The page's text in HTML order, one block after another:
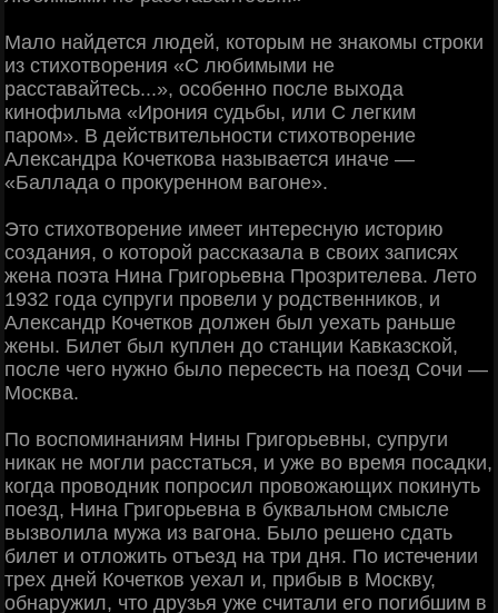
Мало найдется людей, которым не знакомы строки
из стихотворения «С любимыми не
расставайтесь...», особенно после выхода
кинофильма «Ирония судьбы, или С легким
паром». В действительности стихотворение
Александра Кочеткова называется иначе —
«Баллада о прокуренном вагоне».
Это стихотворение имеет интересную историю
создания, о которой рассказала в своих записях
жена поэта Нина Григорьевна Прозрителева. Лето
1932 года супруги провели у родственников, и
Александр Кочетков должен был уехать раньше
жены. Билет был куплен до станции Кавказской,
после чего нужно было пересесть на поезд Сочи —
Москва.
По воспоминаниям Нины Григорьевны, супруги
никак не могли расстаться, и уже во время посадки,
когда проводник попросил провожающих покинуть
поезд, Нина Григорьевна в буквальном смысле
вызволила мужа из вагона. Было решено сдать
билет и отложить отъезд на три дня. По истечении
трех дней Кочетков уехал и, прибыв в Москву,
обнаружил, что друзья уже считали его погибшим в